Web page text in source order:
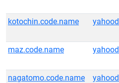
kotochin.code.name
maz.code.name
nagatomo.code.name